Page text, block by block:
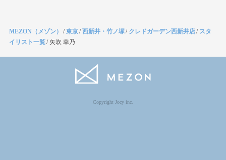
MEZON（メゾン） /東京/西新井・竹ノ塚/ クレドガーデン西新井店/ スタ
イリスト一覧/ 矢吹 幸乃
Copyright Jocy inc.